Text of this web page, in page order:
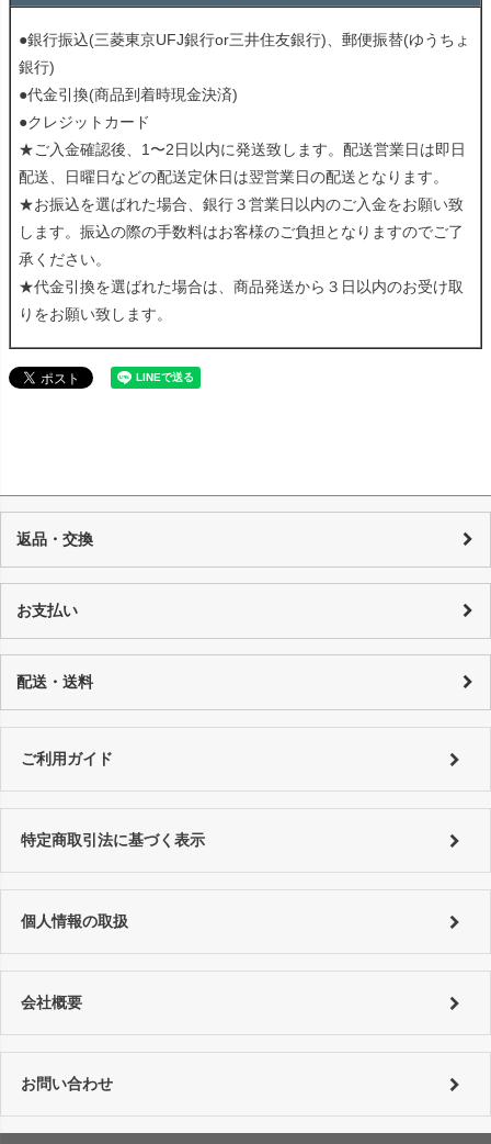
●銀行振込(三菱東京UFJ銀行or三井住友銀行)、郵便振替(ゆうちょ
銀行)
●代金引換(商品到着時現金決済)
●クレジットカード
★ご入金確認後、1〜2日以内に発送致します。配送営業日は即日
配送、日曜日などの配送定休日は翌営業日の配送となります。
★お振込を選ばれた場合、銀行３営業日以内のご入金をお願い致
します。振込の際の手数料はお客様のご負担となりますのでご了
承ください。
★代金引換を選ばれた場合は、商品発送から３日以内のお受け取
りをお願い致します。
返品・交換
当店の商品は店頭でも販売しており、また基本的に1点物のUSED品とな
り随時在庫の調整を行っておりますが、反映までの時間に若干の誤差が
ございませんが、何卒ご了承下さいます様お願い申し上げます。 商品の
っております。
お支払い
カード決済：一括払い・分割払い・リボ払い
代金引換：代引手数料はご購入金額によってことなります。
します。
詳しくはご利用ガイド
配送・送料
特にご指定がない場合は以下の対応となります。
■代金引換、クレジットカード ⇒ ご注文確認後、翌営業日以内に発送
ご利用ガイド
特定商取引法に基づく表示
個人情報の取扱
会社概要
お問い合わせ